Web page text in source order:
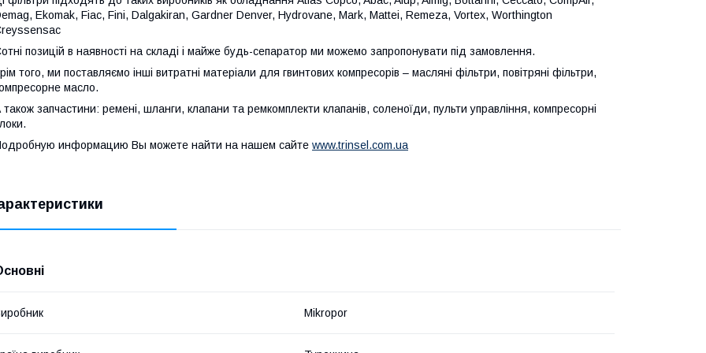
, Ekomak, Fiac, Fini, Dalgakiran, Gardner Denver, Hydrovane, Mark, Mattei, Remeza, Vortex, Worthington
позицій в наявності на складі і майже будь-сепаратор ми можемо запропонувати під замовлення.
того, ми поставляємо інші витратні матеріали для гвинтових компресорів – масляні фільтри, повітряні фільтри,
масло.
також запчастини: ремені, шланги, клапани та ремкомплекти клапанів, соленоїди, пульти управління, компресорні
информацию Вы можете найти на нашем сайте www.trinsel.com.ua
Mikropor